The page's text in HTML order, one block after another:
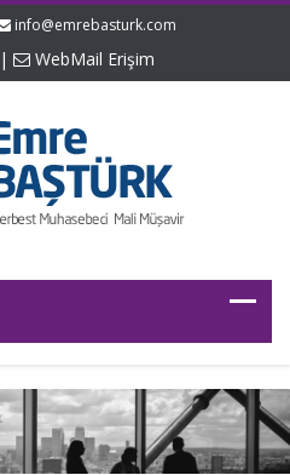
info@emrebasturk.com
| WebMail Erişim